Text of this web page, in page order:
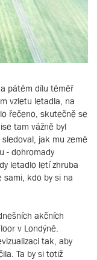
pátém dílu téměř
vzletu letadla, na
řečeno, skutečně se
tam vážně byl
jak mu země
- dohromady
letadlo letí zhruba
sami, kdo by si na
akčních
v Londýně.
tak, aby
Ta by si totiž